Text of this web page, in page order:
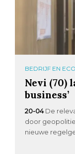
BEDRIJF EN
Nevi (70)
business’
20-04 De
door
nieuwe